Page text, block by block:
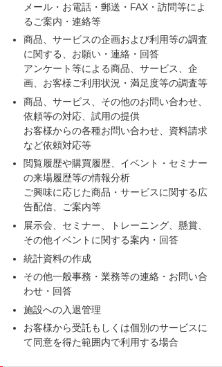
メール・お電話・郵送・FAX・訪問等によ
るご案内・連絡等
商品、サービスの企画および利用等の調査
に関する、お願い・連絡・回答
アンケート等による商品、サービス、企
画、お客様ご利用状況・満足度等の調査等
商品、サービス、その他のお問い合わせ、
依頼等の対応、試用の提供
お客様からの各種お問い合わせ、資料請求
など依頼対応等
閲覧履歴や購買履歴、イベント・セミナー
の来場履歴等の情報分析
ご興味に応じた商品・サービスに関する広
告配信、ご案内等
展示会、セミナー、トレーニング、懸賞、
その他イベントに関する案内・回答
統計資料の作成
その他一般事務・業務等の連絡・お問い合
わせ・回答
施設への入退管理
お客様から受託もしくは個別のサービスに
て同意を得た範囲内で利用する場合